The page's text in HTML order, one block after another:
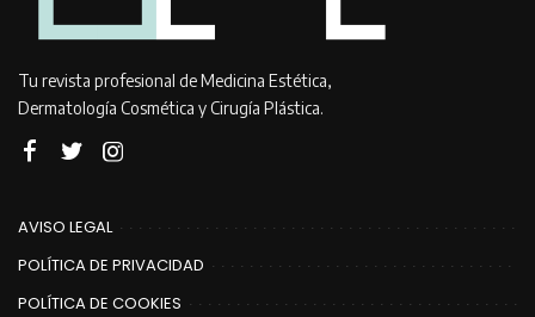
Tu revista profesional de Medicina Estética,
Dermatología Cosmética y Cirugía Plástica.
AVISO LEGAL
POLÍTICA DE PRIVACIDAD
POLÍTICA DE COOKIES